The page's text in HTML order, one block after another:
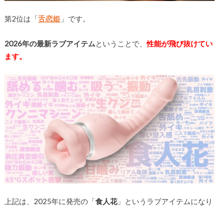
第2位は「舌恋姫 」です。
2026年の最新ラブアイテムということで、性能が飛び抜けてい
ます。
上記は、2025年に発売の「食人花」というラブアイテムになり